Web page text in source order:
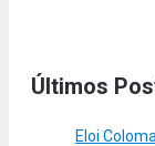
Últimos
Eloi